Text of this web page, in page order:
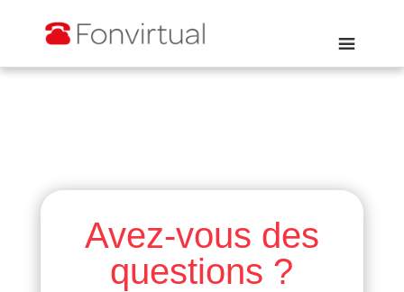
Avez-vous des
questions ?